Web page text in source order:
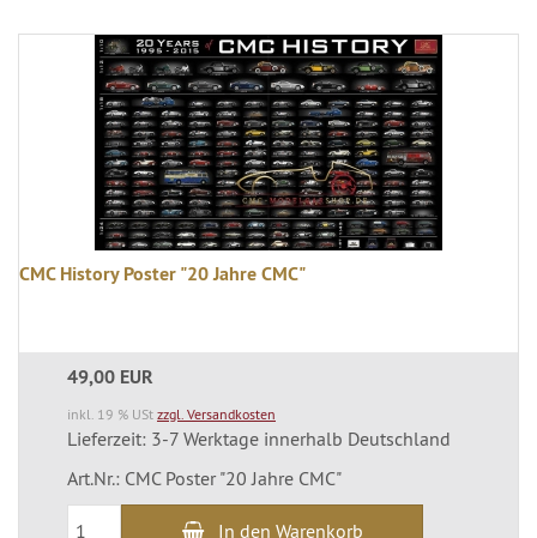
CMC History Poster "20 Jahre CMC"
49,00 EUR
inkl. 19 % USt zzgl. Versandkosten
Lieferzeit: 3-7 Werktage innerhalb Deutschland
Art.Nr.: CMC Poster "20 Jahre CMC"
In den Warenkorb